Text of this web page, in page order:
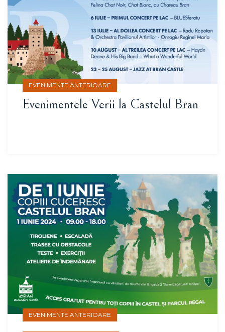
EVENIMENTE ANTERIOARE
Evenimentele Verii la Castelul Bran
EVENIMENTE ANTERIOARE